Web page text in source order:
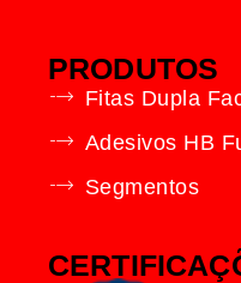
PRODUTOS
Fitas Dupla
Adesivos HB
Segmentos